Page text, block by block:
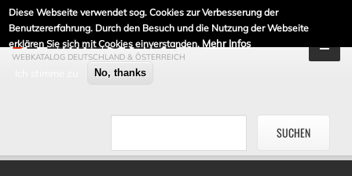
Diese Webseite verwendet sog. Cookies zur Verbesserung der
Benutzererfahrung. Durch den Besuch und die Nutzung der Webseite
erklären Sie sich mit Cookies einverstanden. Mehr Infos
No, thanks
DE-LINKLISTE.DE
WEBKATALOG DEUTSCHLAND & ÖSTERREICH